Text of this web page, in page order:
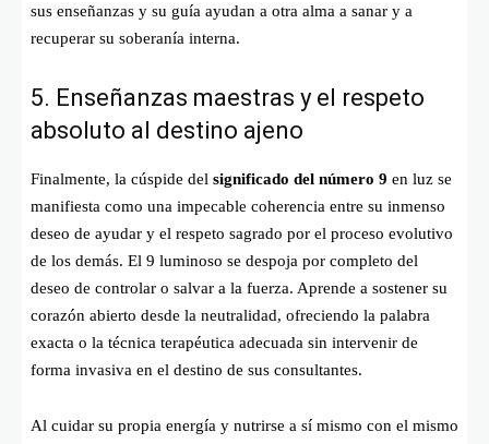
sus enseñanzas y su guía ayudan a otra alma a sanar y a
recuperar su soberanía interna.
5. Enseñanzas maestras y el respeto
absoluto al destino ajeno
Finalmente, la cúspide del significado del número 9 en luz se
manifiesta como una impecable coherencia entre su inmenso
deseo de ayudar y el respeto sagrado por el proceso evolutivo
de los demás. El 9 luminoso se despoja por completo del
deseo de controlar o salvar a la fuerza. Aprende a sostener su
corazón abierto desde la neutralidad, ofreciendo la palabra
exacta o la técnica terapéutica adecuada sin intervenir de
forma invasiva en el destino de sus consultantes.
Al cuidar su propia energía y nutrirse a sí mismo con el mismo